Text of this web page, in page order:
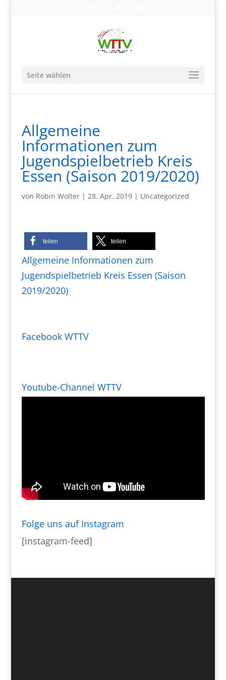
Seite wählen
Allgemeine
Informationen zum
Jugendspielbetrieb Kreis
Essen (Saison 2019/2020)
von Robin Wolter| 28. Apr. 2019| Uncategorized
teilen teilen
Allgemeine Informationen zum
Jugendspielbetrieb Kreis Essen (Saison
2019/2020)
Facebook WTTV
Youtube-Channel WTTV
Folge uns auf Instagram
[instagram-feed]